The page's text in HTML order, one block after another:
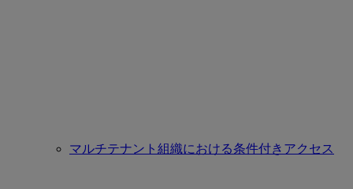
マルチテナント組織における条件付きアクセス